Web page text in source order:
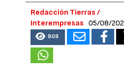
Redacción Tierras /
Interempresas
05/08/
809